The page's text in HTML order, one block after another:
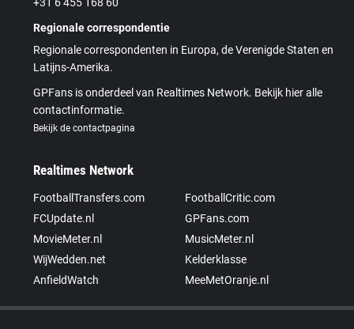
Regionale correspondentie
Regionale correspondenten in Europa, de Verenigde Staten en
Latijns-Amerika.
GPFans is onderdeel van Realtimes Network. Bekijk hier alle
contactinformatie.
Bekijk de contactpagina
Realtimes Network
FootballTransfers.com
FootballCritic.com
FCUpdate.nl
GPFans.com
MovieMeter.nl
MusicMeter.nl
WijWedden.net
Kelderklasse
AnfieldWatch
MeeMetOranje.nl